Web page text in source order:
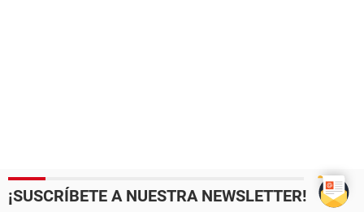
¡SUSCRÍBETE A NUESTRA NEWSLETTER!